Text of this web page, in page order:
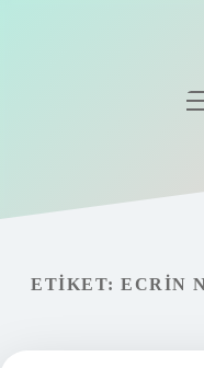
Gizlilik Politikası
ETIKET: ECRIN